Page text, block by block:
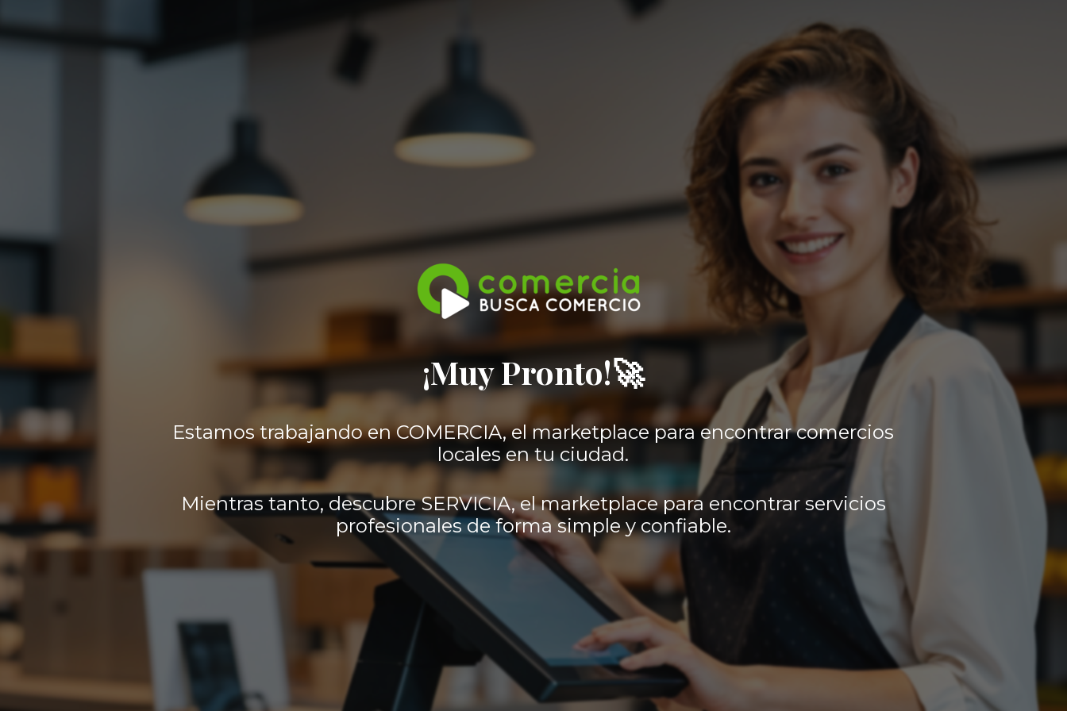
¡Muy Pronto!🚀
Estamos trabajando en COMERCIA, el marketplace para encontrar comercios
locales en tu ciudad.
Mientras tanto, descubre SERVICIA, el marketplace para encontrar servicios
profesionales de forma simple y confiable.